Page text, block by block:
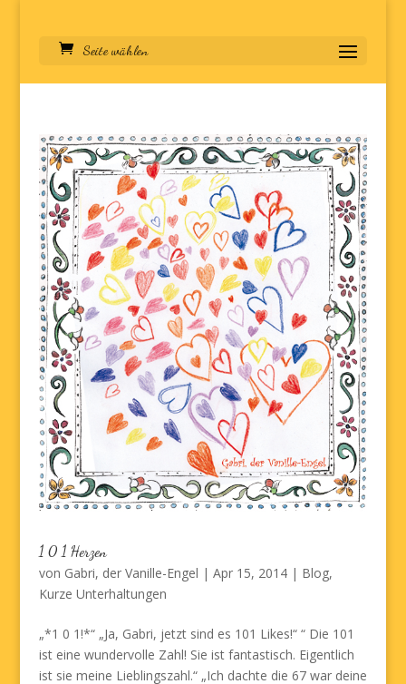
Seite wählen
1 0 1 Herzen
von Gabri, der Vanille-Engel | Apr 15, 2014| Blog,
Kurze Unterhaltungen
„*1 0 1!*“ „Ja, Gabri, jetzt sind es 101 Likes!“ “ Die 101
ist eine wundervolle Zahl! Sie ist fantastisch. Eigentlich
ist sie meine Lieblingszahl.“ „Ich dachte die 67 war deine